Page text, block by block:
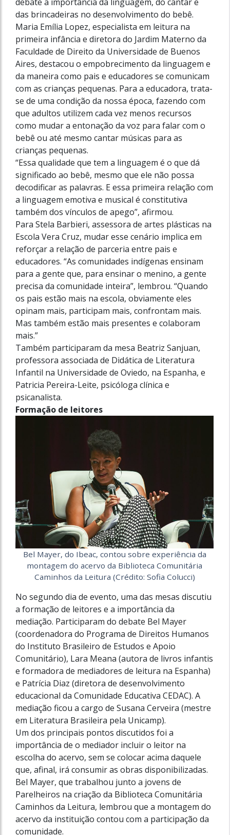
das brincadeiras no desenvolvimento do bebê.
Maria Emília Lopez, especialista em leitura na
primeira infância e diretora do Jardim Materno da
Faculdade de Direito da Universidade de Buenos
Aires, destacou o empobrecimento da linguagem e
da maneira como pais e educadores se comunicam
com as crianças pequenas. Para a educadora, trata-
se de uma condição da nossa época, fazendo com
que adultos utilizem cada vez menos recursos
como mudar a entonação da voz para falar com o
bebê ou até mesmo cantar músicas para as
crianças pequenas.
“Essa qualidade que tem a linguagem é o que dá
significado ao bebê, mesmo que ele não possa
decodificar as palavras. E essa primeira relação com
a linguagem emotiva e musical é constitutiva
também dos vínculos de apego”, afirmou.
Para Stela Barbieri, assessora de artes plásticas na
Escola Vera Cruz, mudar esse cenário implica em
reforçar a relação de parceria entre pais e
educadores. “As comunidades indígenas ensinam
para a gente que, para ensinar o menino, a gente
precisa da comunidade inteira”, lembrou. “Quando
os pais estão mais na escola, obviamente eles
opinam mais, participam mais, confrontam mais.
Mas também estão mais presentes e colaboram
mais.”
Também participaram da mesa Beatriz Sanjuan,
professora associada de Didática de Literatura
Infantil na Universidade de Oviedo, na Espanha, e
Patricia Pereira-Leite, psicóloga clínica e
psicanalista.
Formação de leitores
Bel Mayer, do Ibeac, contou sobre experiência da
montagem do acervo da Biblioteca Comunitária
Caminhos da Leitura (Crédito: Sofia Colucci)
No segundo dia de evento, uma das mesas discutiu
a formação de leitores e a importância da
mediação. Participaram do debate Bel Mayer
(coordenadora do Programa de Direitos Humanos
do Instituto Brasileiro de Estudos e Apoio
Comunitário), Lara Meana (autora de livros infantis
e formadora de mediadores de leitura na Espanha)
e Patrícia Diaz (diretora de desenvolvimento
educacional da Comunidade Educativa CEDAC). A
mediação ficou a cargo de Susana Cerveira (mestre
em Literatura Brasileira pela Unicamp).
Um dos principais pontos discutidos foi a
importância de o mediador incluir o leitor na
escolha do acervo, sem se colocar acima daquele
que, afinal, irá consumir as obras disponibilizadas.
Bel Mayer, que trabalhou junto a jovens de
Parelheiros na criação da Biblioteca Comunitária
Caminhos da Leitura, lembrou que a montagem do
acervo da instituição contou com a participação da
comunidade.